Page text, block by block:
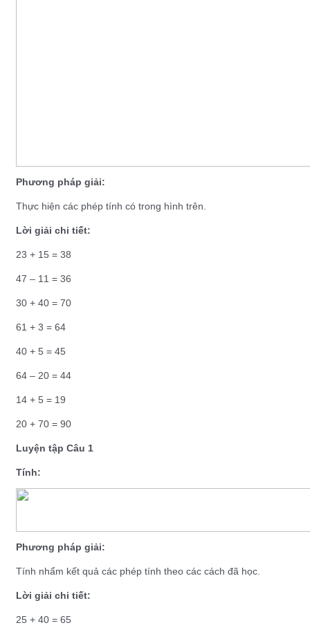
Phương pháp giải:
Thực hiện các phép tính có trong hình trên.
Lời giải chi tiết:
23 + 15 = 38
47 – 11 = 36
30 + 40 = 70
61 + 3 = 64
40 + 5 = 45
64 – 20 = 44
14 + 5 = 19
20 + 70 = 90
Luyện tập Câu 1
Tính:
Phương pháp giải:
Tính nhẩm kết quả các phép tính theo các cách đã học.
Lời giải chi tiết:
25 + 40 = 65